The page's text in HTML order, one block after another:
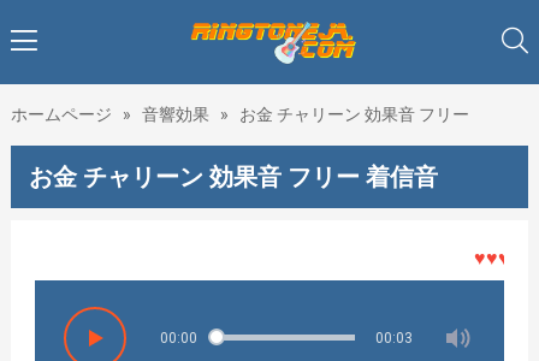
ホームページ » 音響効果 » お金 チャリーン 効果音 フリー
お金 チャリーン 効果音 フリー 着信音
♥♥♥着メ
00:00 00:03